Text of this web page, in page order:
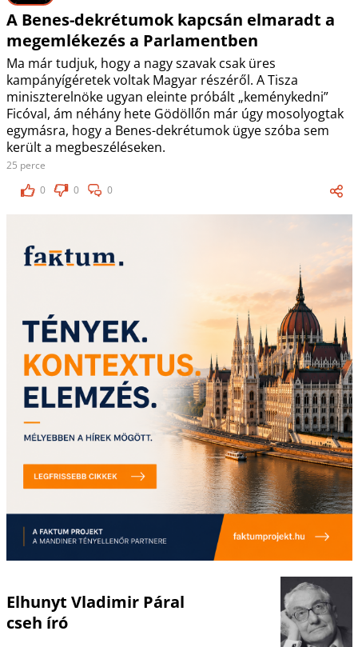
A Benes-dekrétumok kapcsán elmaradt a
megemlékezés a Parlamentben
Ma már tudjuk, hogy a nagy szavak csak üres
kampányígéretek voltak Magyar részéről. A Tisza
miniszterelnöke ugyan eleinte próbált „keménykedni”
Ficóval, ám néhány hete Gödöllőn már úgy mosolyogtak
egymásra, hogy a Benes-dekrétumok ügye szóba sem
került a megbeszéléseken.
25 perce
0
0 0
Elhunyt Vladimir Páral
cseh író